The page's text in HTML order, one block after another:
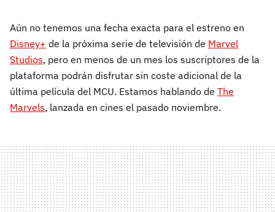
Aún no tenemos una fecha exacta para el estreno en
Disney+ de la próxima serie de televisión de Marvel
Studios, pero en menos de un mes los suscriptores de la
plataforma podrán disfrutar sin coste adicional de la
última película del MCU. Estamos hablando de The
Marvels, lanzada en cines el pasado noviembre.